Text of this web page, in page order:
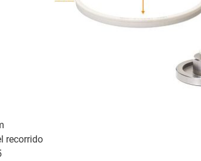
recorrido